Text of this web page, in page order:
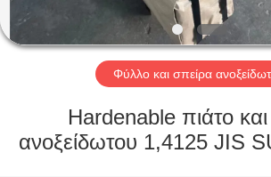
ΠΕΡΊΠΟΥ
ΕΜΕΊΣ
ΓΎΡΟΣ
ΕΡΓΟΣΤΑΣΊΩΝ
Φύλλο και σπείρα
Hardenable πιάτο
ανοξείδωτου 1,4125 JIS